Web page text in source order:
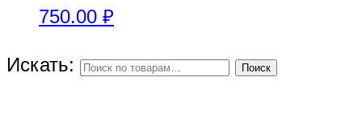
750.00 ₽
Искать: Поиск